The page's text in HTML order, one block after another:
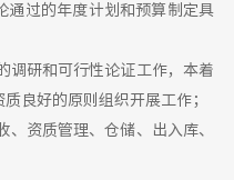
通过的年度计划和预算制定具
研和可行性论证工作，本着
良好的原则组织开展工作；
资质管理、仓储、出入库、